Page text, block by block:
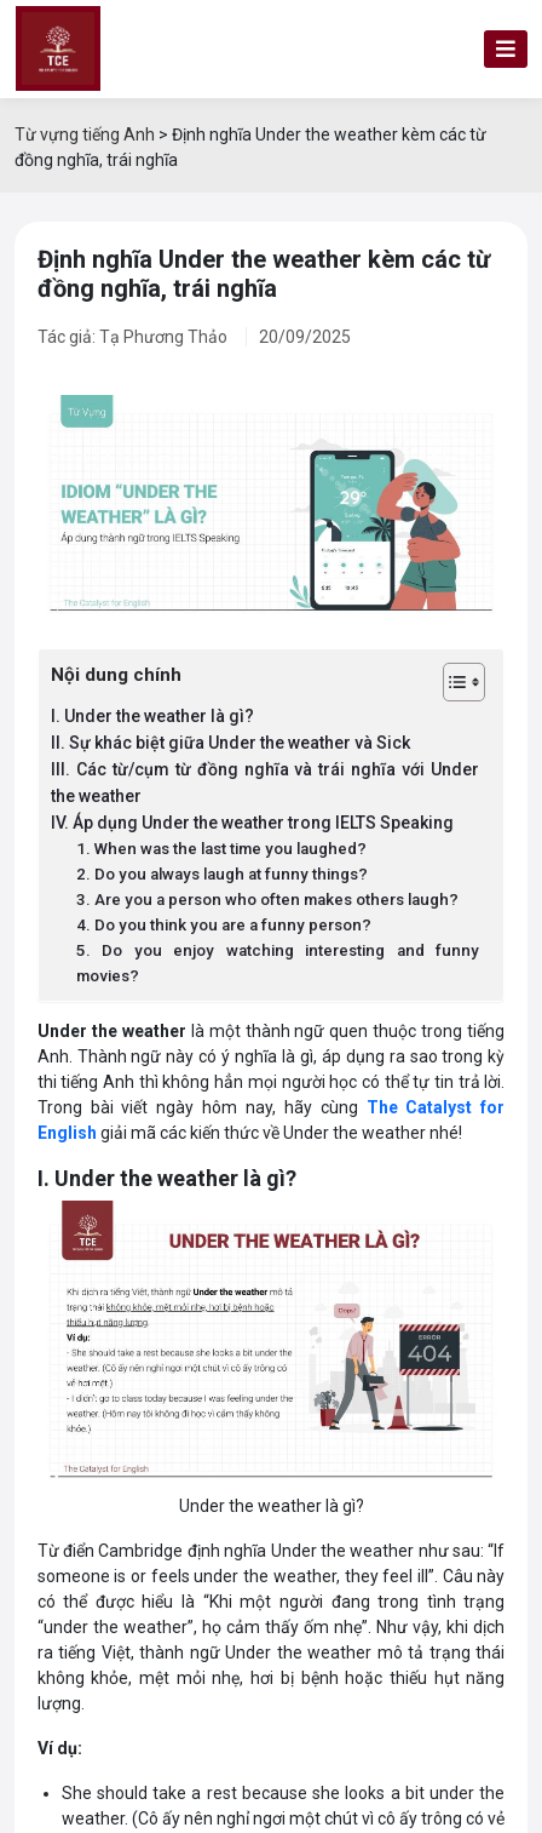
Từ vựng tiếng Anh > Định nghĩa Under the weather kèm các từ
đồng nghĩa, trái nghĩa
Định nghĩa Under the weather kèm các từ
đồng nghĩa, trái nghĩa
Tác giả: Tạ Phương Thảo 20/09/2025
Nội dung chính
I. Under the weather là gì?
II. Sự khác biệt giữa Under the weather và Sick
III. Các từ/cụm từ đồng nghĩa và trái nghĩa với Under
the weather
IV. Áp dụng Under the weather trong IELTS Speaking
1. When was the last time you laughed?
2. Do you always laugh at funny things?
3. Are you a person who often makes others laugh?
4. Do you think you are a funny person?
5. Do you enjoy watching interesting and funny
movies?
Under the weather là một thành ngữ quen thuộc trong tiếng
Anh. Thành ngữ này có ý nghĩa là gì, áp dụng ra sao trong kỳ
thi tiếng Anh thì không hẳn mọi người học có thể tự tin trả lời.
Trong bài viết ngày hôm nay, hãy cùng The Catalyst for
English giải mã các kiến thức về Under the weather nhé!
I. Under the weather là gì?
Under the weather là gì?
Từ điển Cambridge định nghĩa Under the weather như sau: “If
someone is or feels under the weather, they feel ill”. Câu này
có thể được hiểu là “Khi một người đang trong tình trạng
“under the weather”, họ cảm thấy ốm nhẹ”. Như vậy, khi dịch
ra tiếng Việt, thành ngữ Under the weather mô tả trạng thái
không khỏe, mệt mỏi nhẹ, hơi bị bệnh hoặc thiếu hụt năng
lượng.
Ví dụ:
She should take a rest because she looks a bit under the
weather. (Cô ấy nên nghỉ ngơi một chút vì cô ấy trông có vẻ